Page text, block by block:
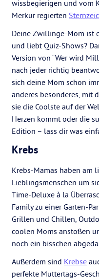
wissbegierigen und vom
Merkur regierten
Deine Zwillinge-Mom ist
und liebt Quiz-Shows?
Version von “Wer wird
nach jeder richtig
sich deine Mom schon
anderes besonderes, mit
sie die Coolste auf der
Herzen kommt oder die
Edition – lass dir was
Krebs
Krebs-Mamas haben am
Lieblingsmenschen um
Time-Deluxe à la
Family zu einer Garten-
Grillen und Chillen,
coolen Moms anstoßen
noch ein bisschen
Außerdem sind Krebse
perfekte Muttertags-